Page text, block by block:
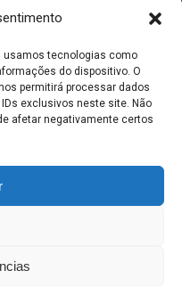
usamos tecnologias como
do dispositivo. O
permitirá processar dados
exclusivos neste site. Não
afetar negativamente certos
MUNICIPAL - Avenida